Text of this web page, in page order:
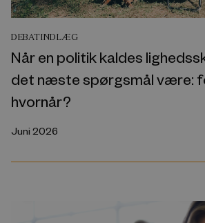
DEBATINDLÆG
Når en politik kaldes
det næste spørgsmål være:
hvornår?
Juni 2026